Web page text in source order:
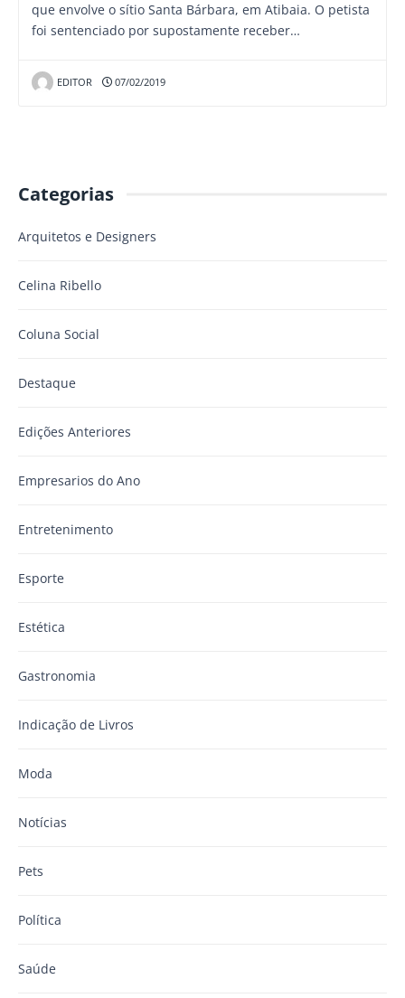
que envolve o sítio Santa Bárbara, em Atibaia. O petista
foi sentenciado por supostamente receber…
EDITOR 07/02/2019
Categorias
Arquitetos e Designers
Celina Ribello
Coluna Social
Destaque
Edições Anteriores
Empresarios do Ano
Entretenimento
Esporte
Estética
Gastronomia
Indicação de Livros
Moda
Notícias
Pets
Política
Saúde